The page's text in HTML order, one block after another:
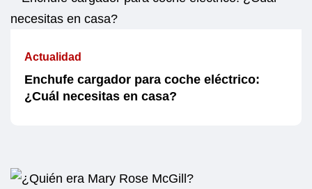
Actualidad
Enchufe cargador para coche eléctrico:
¿Cuál necesitas en casa?